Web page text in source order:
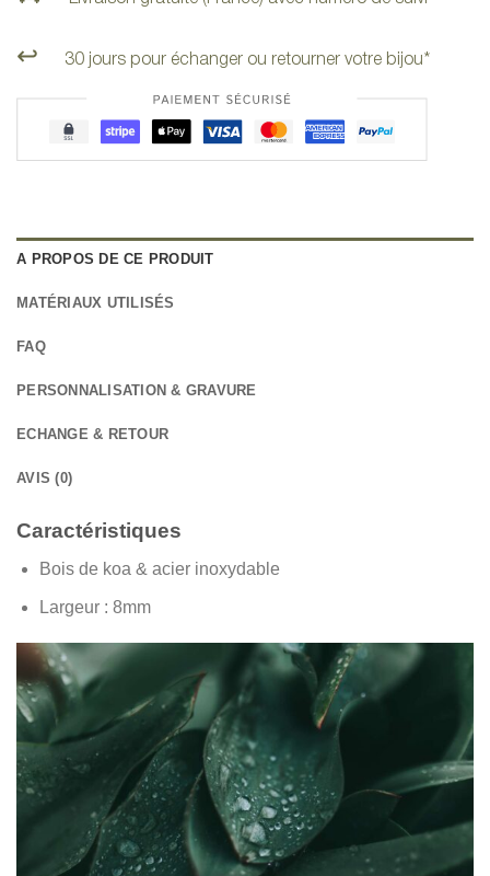
↩️ 30 jours pour échanger ou retourner votre bijou*
A PROPOS DE CE PRODUIT
MATÉRIAUX UTILISÉS
FAQ
PERSONNALISATION & GRAVURE
ECHANGE & RETOUR
AVIS (0)
Caractéristiques
Bois de koa & acier inoxydable
Largeur : 8mm